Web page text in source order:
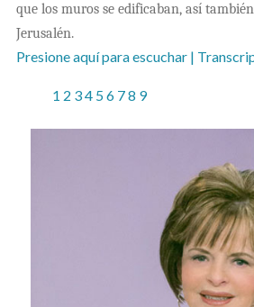
que los muros se edificaban, así
Jerusalén.
Presione aquí para escuchar |
1 2 34 56 78 9